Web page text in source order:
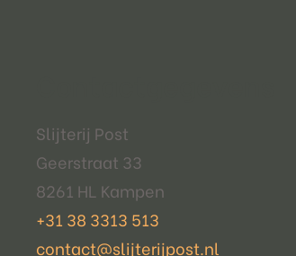
Slijterij Post
Geerstraat 33
8261 HL Kampen
+31 38 3313 513
contact@slijterijpost.nl